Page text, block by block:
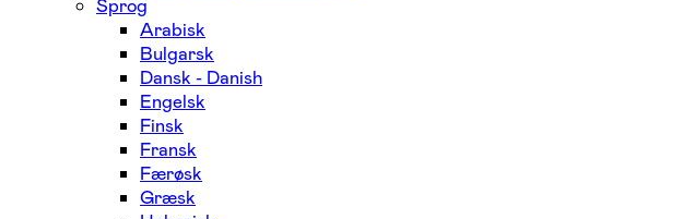
Sprog
Arabisk
Bulgarsk
Dansk - Danish
Engelsk
Finsk
Fransk
Færøsk
Græsk